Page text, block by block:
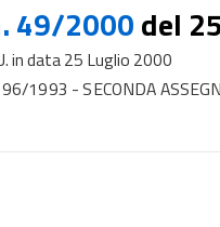
49/2000del
in data 25 Luglio 2000
96/1993 - SECONDA